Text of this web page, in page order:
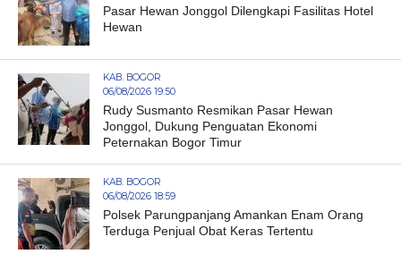
Pasar Hewan Jonggol Dilengkapi Fasilitas Hotel
Hewan
KAB. BOGOR
06/08/2026 19:50
Rudy Susmanto Resmikan Pasar Hewan
Jonggol, Dukung Penguatan Ekonomi
Peternakan Bogor Timur
KAB. BOGOR
06/08/2026 18:59
Polsek Parungpanjang Amankan Enam Orang
Terduga Penjual Obat Keras Tertentu